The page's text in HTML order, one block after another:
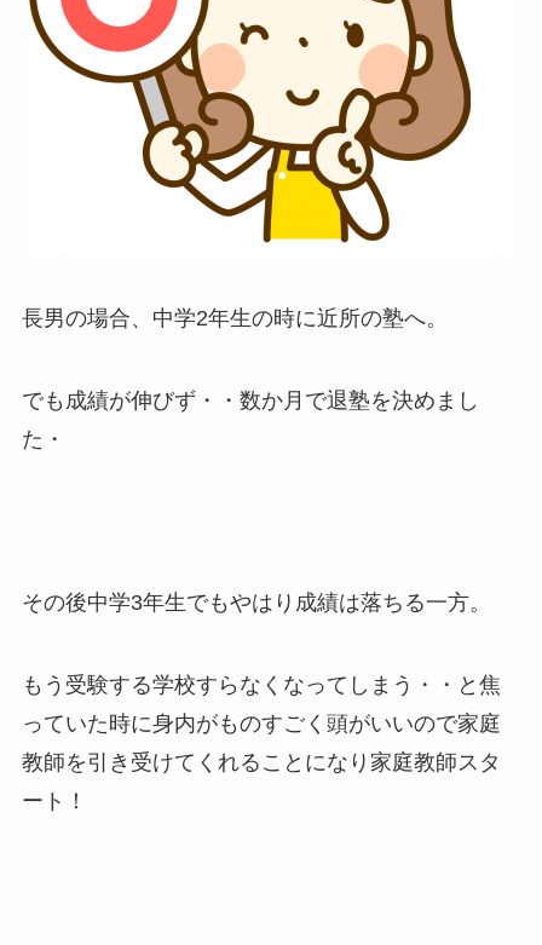
長男の場合、中学2年生の時に近所の塾へ。
でも成績が伸びず・・数か月で退塾を決めまし
た・
その後中学3年生でもやはり成績は落ちる一方。
もう受験する学校すらなくなってしまう・・と焦
っていた時に身内がものすごく頭がいいので家庭
教師を引き受けてくれることになり家庭教師スタ
ート！